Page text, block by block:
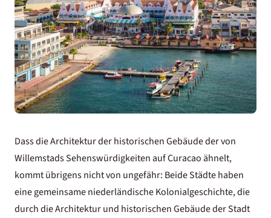
Dass die Architektur der historischen Gebäude der von
Willemstads Sehenswürdigkeitenauf Curacao ähnelt,
kommt übrigens nicht von ungefähr: Beide Städte haben
eine gemeinsame niederländische Kolonialgeschichte, die
durch die Architektur und historischen Gebäude der Stadt